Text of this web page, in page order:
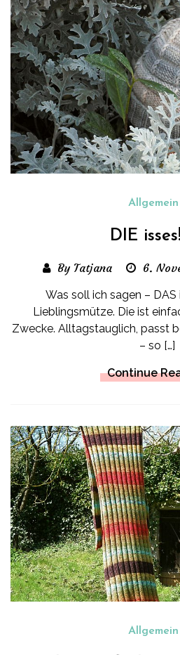
Allgemein
DIE
By Tatjana 6.
Was soll ich sagen – DAS
Lieblingsmütze. Die ist
Zwecke. Alltagstauglich, passt
– so […]
Continue
Allgemein